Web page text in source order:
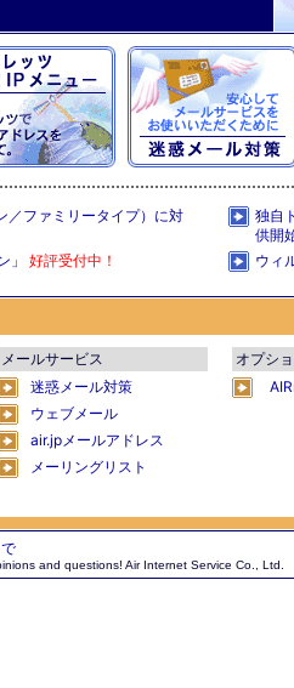
／ファミリータイプ）に対
」
好評受付中！
独自
供開
ウィ
メールサービス
迷惑メール対策
ウェブメール
air.jpメールアドレス
メーリングリスト
オプシ
and questions! Air Internet Service Co., Ltd.